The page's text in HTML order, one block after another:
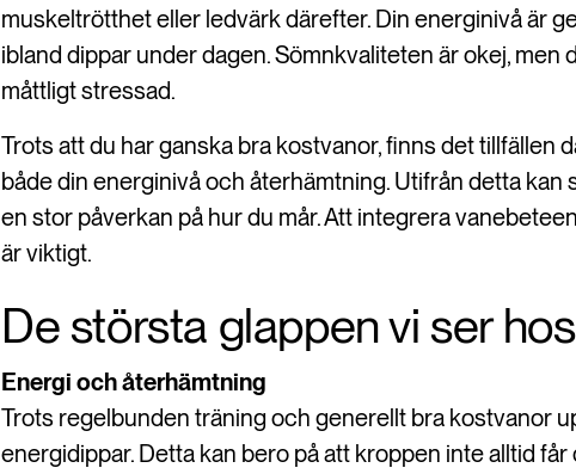
muskeltrötthet eller ledvärk därefter. Din energinivå är
ibland dippar under dagen. Sömnkvaliteten är okej, men
måttligt stressad.
Trots att du har ganska bra kostvanor, finns det tillfällen
både din energinivå och återhämtning. Utifrån detta kan
en stor påverkan på hur du mår. Att integrera
är viktigt.
De största glappen vi ser
Energi och återhämtning
Trots regelbunden träning och generellt bra kostvanor
energidippar. Detta kan bero på att kroppen inte alltid